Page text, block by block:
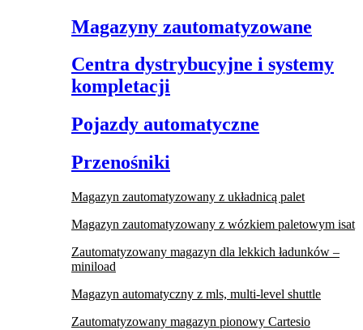
Magazyny zautomatyzowane
Centra dystrybucyjne i systemy
kompletacji
Pojazdy automatyczne
Przenośniki
Magazyn zautomatyzowany z układnicą palet
Magazyn zautomatyzowany z wózkiem paletowym isat
Zautomatyzowany magazyn dla lekkich ładunków –
miniload
Magazyn automatyczny z mls, multi-level shuttle
Zautomatyzowany magazyn pionowy Cartesio